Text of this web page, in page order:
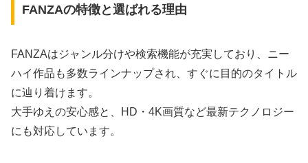
FANZAの特徴と選ばれる理由
FANZAはジャンル分けや検索機能が充実しており、ニー
ハイ作品も多数ラインナップされ、すぐに目的のタイトル
に辿り着けます。
大手ゆえの安心感と、HD・4K画質など最新テクノロジー
にも対応しています。